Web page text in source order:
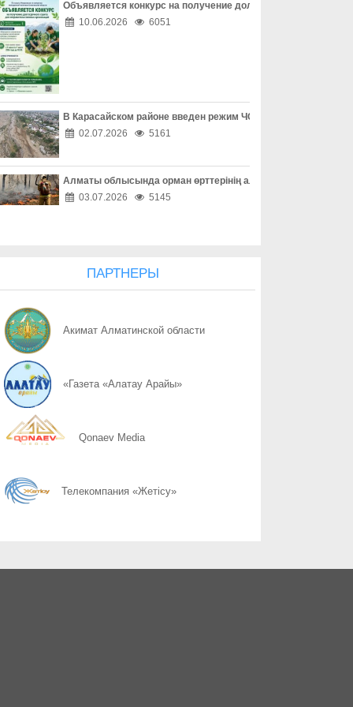
07.08 Защита детей требует совместных действий
07.08 Свыше 1900 ИИ-фильмов из более чем 90 стран поступило на
07.08 У граждан высокие ожидания от выборов в Курултай – опрос
07.08 ОТБАСЫ – ОТАН ҚОРҒАУШЫНЫҢ БЕРІК ТІРЕГІ
07.08 Еліміздің ертеңі – әрбір азаматтың таңдауында
07.08 Более 100 объектов планируется построить в Алматинской
07.08 КАК ЛЕГКО НАЙТИ СВОЙ УЧАСТОК ДЛЯ ГОЛОСОВАНИЯ?
07.08
07.08
07.08 Курултай-2026: партии вернулись в регионы после дебатов
Объявляется конкурс на получение долгосрочного гранта
10.06.2026
6051
В Карасайском районе введен режим ЧС местного масштаба
02.07.2026
5161
Алматы облысында орман өрттерінің алдын алу жұмыстары
03.07.2026
5145
ПАРТНЕРЫ
Акимат Алматинской области
«Газета «Алатау Арайы»
Qonaev Media
Телекомпания «Жетісу»